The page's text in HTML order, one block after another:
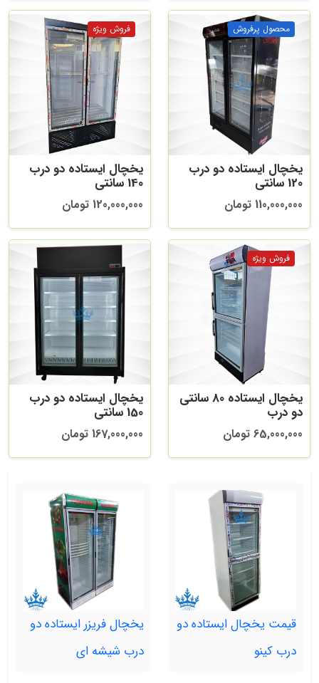
یخچال ایستاده دو درب
120 سانتی
110,000,000 تومان
یخچال ایستاده دو درب
140 سانتی
120,000,000 تومان
یخچال ایستاده 80 سانتی
دو درب
65,000,000 تومان
یخچال ایستاده دو درب
150 سانتی
167,000,000 تومان
قیمت یخچال ایستاده دو
درب کینو
یخچال فریزر ایستاده دو
درب شیشه ای